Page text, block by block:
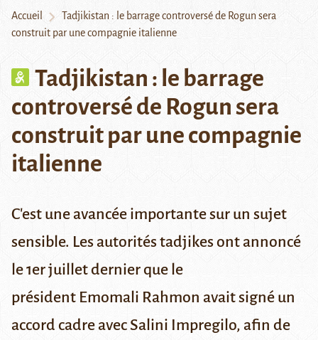
Accueil
Tadjikistan : le barrage controversé de Rogun sera
construit par une compagnie italienne
Tadjikistan : le barrage
controversé de Rogun sera
construit par une compagnie
italienne
C'est une avancée importante sur un sujet
sensible. Les autorités tadjikes ont annoncé
le 1er juilletdernier que le
président Emomali Rahmon avait signé un
accord cadre avec Salini Impregilo, afin de